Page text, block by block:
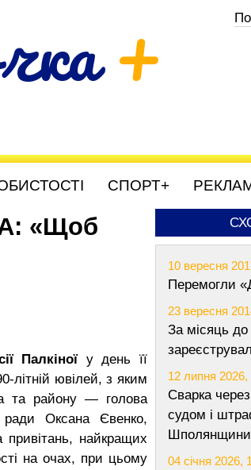
+
СПОРТ+
«Щоб
Палкіної у день її
літній ювілей, з яким
та району — голова
ради Оксана Євенко,
привітань, найкращих
на очах, при цьому
10 вересня
Перемогли
23 вересня
За місяць
12 липня 2026,
Сварка
судом і
Шполянщини
04 січня 2026,